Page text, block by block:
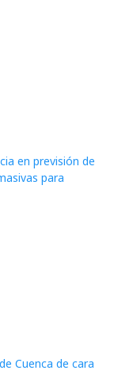
en previsión de
para
Cuenca de cara